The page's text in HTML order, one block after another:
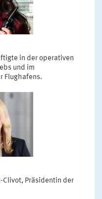
in der operativen
und im
Flughafens.
Präsidentin der